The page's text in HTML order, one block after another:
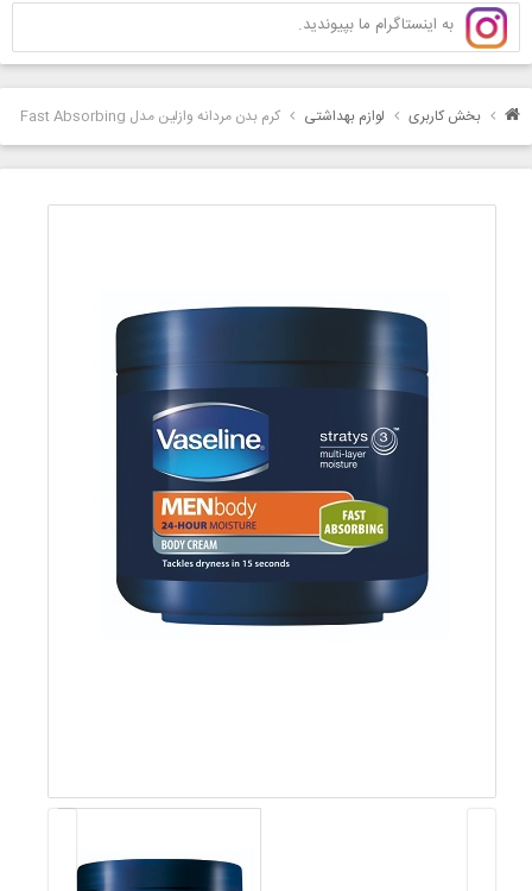
به اینستاگرام ما بپیوندید.
بخش کاربری لوازم بهداشتی کرم بدن مردانه وازلین مدل Fast Absorbing